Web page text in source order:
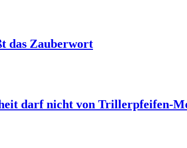
das Zauberwort
darf nicht von Trillerpfeifen-